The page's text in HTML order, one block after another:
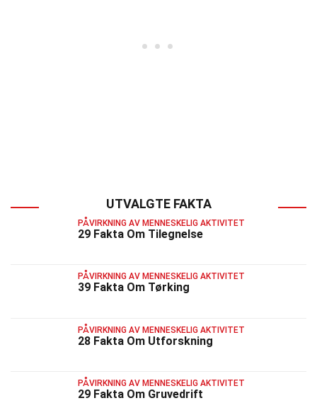
UTVALGTE FAKTA
PÅVIRKNING AV MENNESKELIG AKTIVITET
29 Fakta Om Tilegnelse
PÅVIRKNING AV MENNESKELIG AKTIVITET
39 Fakta Om Tørking
PÅVIRKNING AV MENNESKELIG AKTIVITET
28 Fakta Om Utforskning
PÅVIRKNING AV MENNESKELIG AKTIVITET
29 Fakta Om Gruvedrift